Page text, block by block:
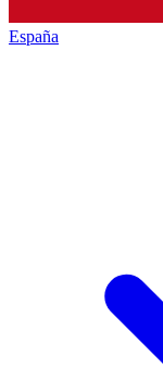
España